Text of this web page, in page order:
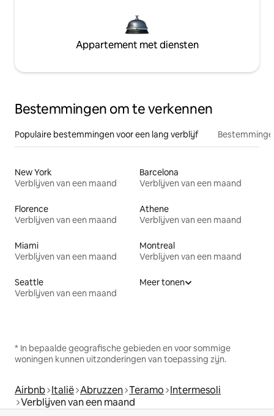
Appartement met diensten
Bestemmingen om te verkennen
Populaire bestemmingen voor een lang verblijf
New York
Verblijven van een maand
Barcelona
Verblijven van een maand
Florence
Verblijven van een maand
Athene
Verblijven van een maand
Miami
Verblijven van een maand
Montreal
Verblijven van een maand
Seattle
Verblijven van een maand
Meer tonen
* In bepaalde geografische gebieden en voor sommige
woningen kunnen uitzonderingen van toepassing zijn.
Airbnb Italië Abruzzen Teramo Intermesoli
Verblijven van een maand